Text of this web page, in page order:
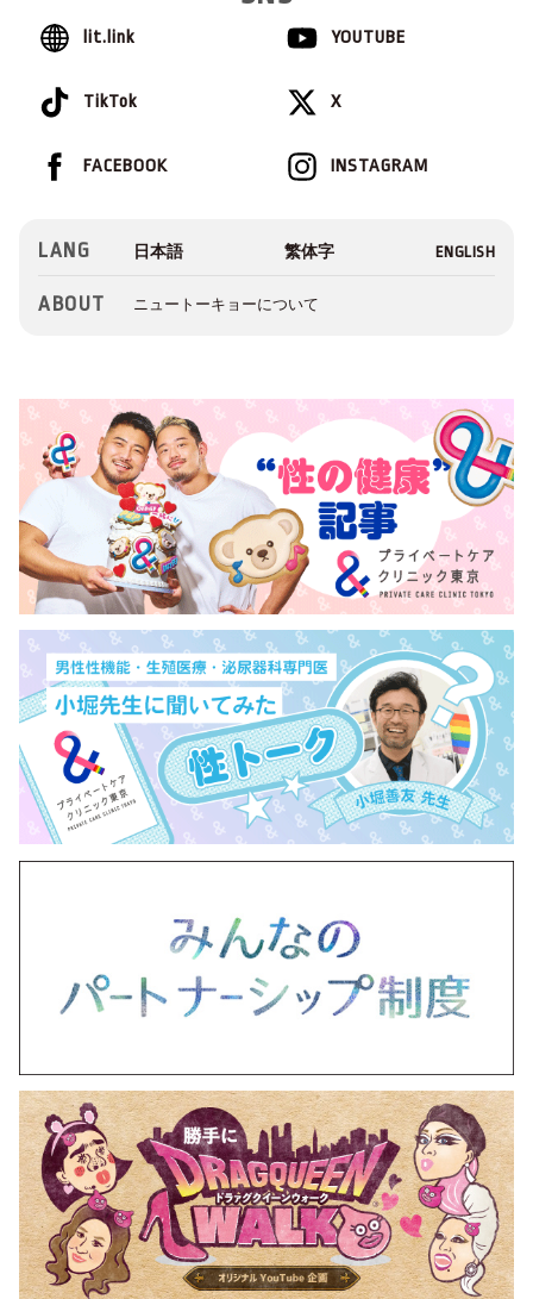
lit.link YOUTUBE
TikTok X
INSTAGRAM
FACEBOOK
LANG
ABOUT ニュートーキョーについて